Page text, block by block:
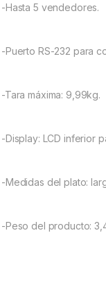
-Hasta 5 vendedores.
-Puerto RS-232 para
-Tara máxima: 9,99kg.
-Display: LCD inferior
-Medidas del plato:
-Peso del producto: